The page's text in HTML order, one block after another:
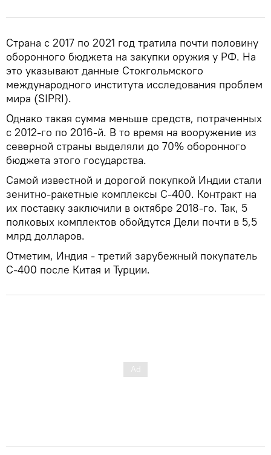
Страна с 2017 по 2021 год тратила почти половину
оборонного бюджета на закупки оружия у РФ. На
это указывают данные Стокгольмского
международного института исследования проблем
мира (SIPRI).
Однако такая сумма меньше средств, потраченных
с 2012-го по 2016-й. В то время на вооружение из
северной страны выделяли до 70% оборонного
бюджета этого государства.
Самой известной и дорогой покупкой Индии стали
зенитно-ракетные комплексы С-400. Контракт на
их поставку заключили в октябре 2018-го. Так, 5
полковых комплектов обойдутся Дели почти в 5,5
млрд долларов.
Отметим, Индия - третий зарубежный покупатель
С-400 после Китая и Турции.